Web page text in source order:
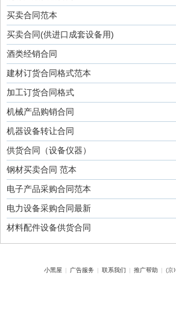
买卖合同范本
买卖合同(供进口成套设备用)
酒类经销合同
建材订货合同格式范本
加工订货合同格式
机械产品购销合同
机器设备转让合同
供货合同（设备仪器）
钢材买卖合同 范本
电子产品采购合同范本
电力设备采购合同最新
材料配件设备供货合同
小黑屋 | 广告服务 | 联系我们 | 推广帮助 | (京